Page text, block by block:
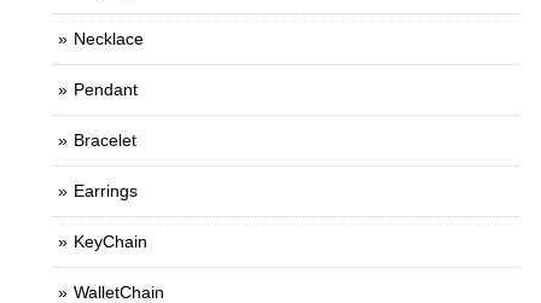
Necklace
Pendant
Bracelet
Earrings
KeyChain
WalletChain